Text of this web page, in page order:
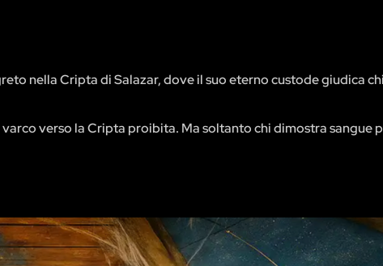
nella Cripta di Salazar, dove il suo eterno custode giudica
verso la Cripta proibita. Ma soltanto chi dimostra sangue